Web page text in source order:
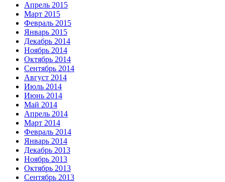
Апрель 2015
Март 2015
Февраль 2015
Январь 2015
Декабрь 2014
Ноябрь 2014
Октябрь 2014
Сентябрь 2014
Август 2014
Июль 2014
Июнь 2014
Май 2014
Апрель 2014
Март 2014
Февраль 2014
Январь 2014
Декабрь 2013
Ноябрь 2013
Октябрь 2013
Сентябрь 2013